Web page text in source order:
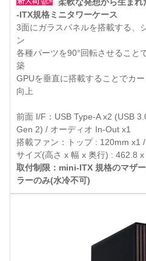
-ITX規格ミニタワーケース
3面にガラスパネルを搭載する、
ン
各種パーツを90°回転させること
築
GPUを垂直に搭載することでカ
向上
前面 I/F：USB Type-A x2 (USB
Gen 2) / オーディオ In-Out x1
搭載ファン：トップ : 120mm x1
サイズ(高さ x 幅 x 奥行) : 462.8
取付制限：mini-ITX 規格のマザ
ラーのみ(水冷不可)